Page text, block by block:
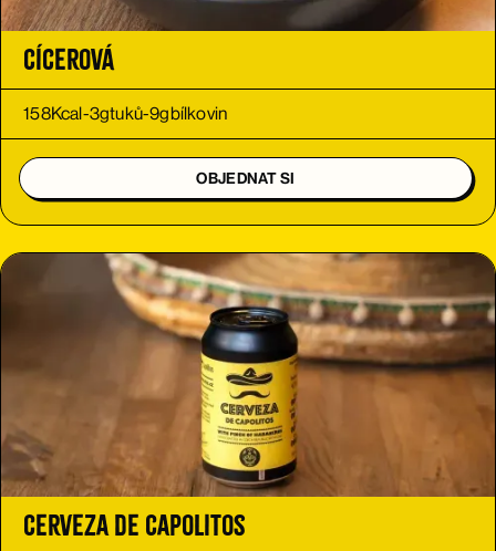
Cícerová
158Kcal-3gtuků-9gbílkovin
OBJEDNAT SI
Cerveza de Capolitos